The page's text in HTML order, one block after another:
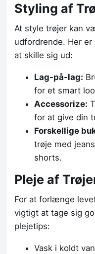
Styling af
At style trøjer kan
udfordrende. Her
at skille sig ud:
Lag-på-lag:
for et smart
Accessorize:
for at give din
Forskellige
trøje med
shorts.
Pleje af
For at forlænge
vigtigt at tage sig
plejetips:
Vask i koldt